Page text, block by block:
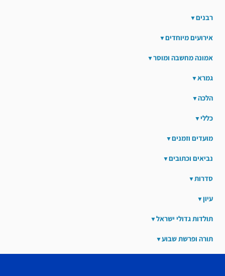
רבנים
אירועים מיוחדים
אמונה מחשבה ומוסר
גמרא
הלכה
כללי
מועדים וזמנים
נביאים וכתובים
סדרות
עיון
תולדות גדולי ישראל
תורה ופרשת שבוע